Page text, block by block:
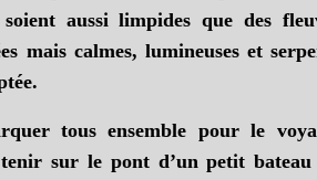
aussi limpides que des
mais calmes, lumineuses et
tous ensemble pour le
sur le pont d’un petit